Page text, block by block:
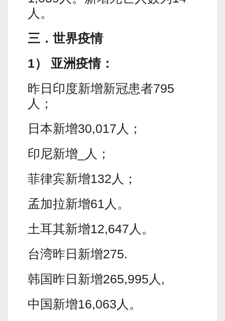
人。
三．世界疫情
1） 亚洲疫情：
昨日印度新增新冠患者795
人；
日本新增30,017人；
印尼新增_人；
菲律宾新增132人；
孟加拉新增61人。
土耳其新增12,647人。
台湾昨日新增275.
韩国昨日新增265,995人,
中国新增16,063人。